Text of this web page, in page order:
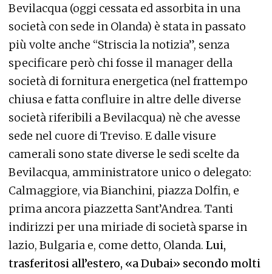
Bevilacqua (oggi cessata ed assorbita in una
società con sede in Olanda) è stata in passato
più volte anche “Striscia la notizia”, senza
specificare però chi fosse il manager della
società di fornitura energetica (nel frattempo
chiusa e fatta confluire in altre delle diverse
società riferibili a Bevilacqua) nè che avesse
sede nel cuore di Treviso. E dalle visure
camerali sono state diverse le sedi scelte da
Bevilacqua, amministratore unico o delegato:
Calmaggiore, via Bianchini, piazza Dolfin, e
prima ancora piazzetta Sant’Andrea. Tanti
indirizzi per una miriade di società sparse in
lazio, Bulgaria e, come detto, Olanda. Lui,
trasferitosi all’estero, «a Dubai» secondo molti